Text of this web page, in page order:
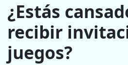
¿Estás
recibir
juegos?